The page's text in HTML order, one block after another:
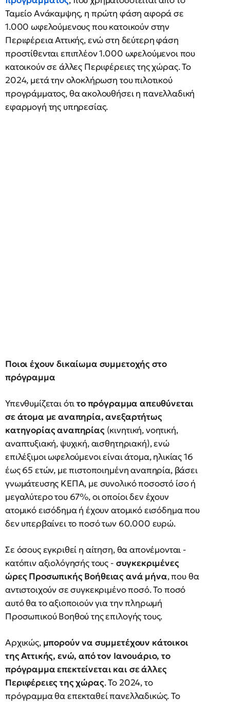
Ταμείο Ανάκαμψης, η πρώτη φάση αφορά σε
1.000 ωφελούμενους που κατοικούν στην
Περιφέρεια Αττικής, ενώ στη δεύτερη φάση
προστίθενται επιπλέον 1.000 ωφελούμενοι που
κατοικούν σε άλλες Περιφέρειες της χώρας. Το
2024, μετά την ολοκλήρωση του πιλοτικού
προγράμματος, θα ακολουθήσει η πανελλαδική
εφαρμογή της υπηρεσίας.
Ποιοι έχουν δικαίωμα συμμετοχής στο
πρόγραμμα
Υπενθυμίζεται ότιτο πρόγραμμα απευθύνεται
σε άτομα με αναπηρία, ανεξαρτήτως
κατηγορίας αναπηρίας(κινητική, νοητική,
αναπτυξιακή, ψυχική, αισθητηριακή), ενώ
επιλέξιμοι ωφελούμενοι είναι άτομα, ηλικίας 16
έως 65 ετών, με πιστοποιημένη αναπηρία, βάσει
γνωμάτευσης ΚΕΠΑ, με συνολικό ποσοστό ίσο ή
μεγαλύτερο του 67%, οι οποίοι δεν έχουν
ατομικό εισόδημα ή έχουν ατομικό εισόδημα που
δεν υπερβαίνει το ποσό των 60.000 ευρώ.
Σε όσους εγκριθεί η αίτηση, θα απονέμονται -
κατόπιν αξιολόγησής τους - συγκεκριμένες
ώρες Προσωπικής Βοήθειας ανά μήνα, που θα
αντιστοιχούν σε συγκεκριμένο ποσό. Το ποσό
αυτό θα το αξιοποιούν για την πληρωμή
Προσωπικού Βοηθού της επιλογής τους.
Αρχικώς, μπορούν να συμμετέχουν κάτοικοι
της Αττικής, ενώ, από τον Ιανουάριο, το
πρόγραμμα επεκτείνεται και σε άλλες
Περιφέρειες της χώρας. Το 2024, το
πρόγραμμα θα επεκταθεί πανελλαδικώς. Το